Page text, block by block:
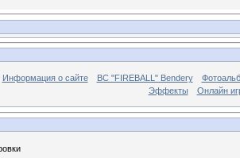
Информация о сайте BC "FIREBALL" Bendery
Эффекты
Онлайн